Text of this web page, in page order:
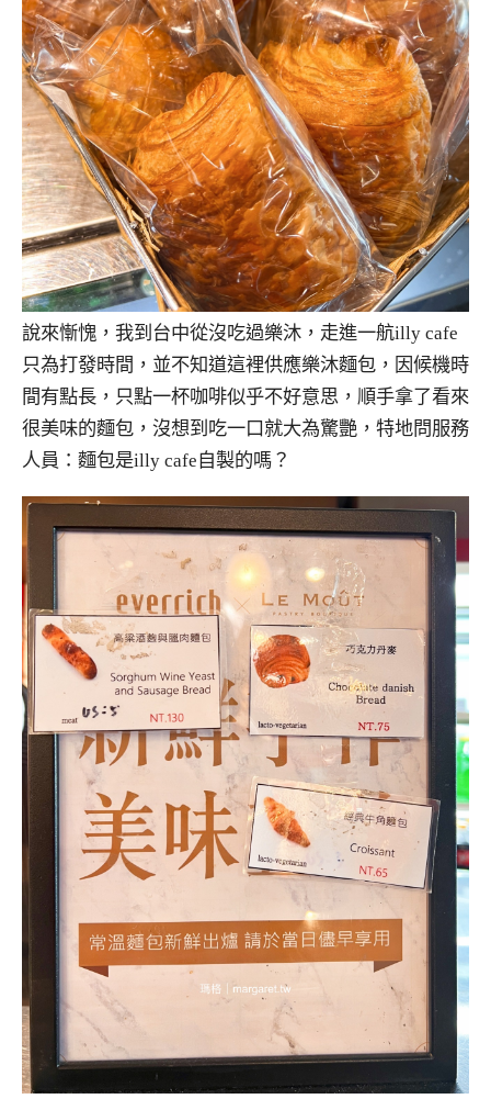
說來慚愧，我到台中從沒吃過樂沐，走進一航illy cafe
只為打發時間，並不知道這裡供應樂沐麵包，因候機時
間有點長，只點一杯咖啡似乎不好意思，順手拿了看來
很美味的麵包，沒想到吃一口就大為驚艷，特地問服務
人員：麵包是illy cafe自製的嗎？